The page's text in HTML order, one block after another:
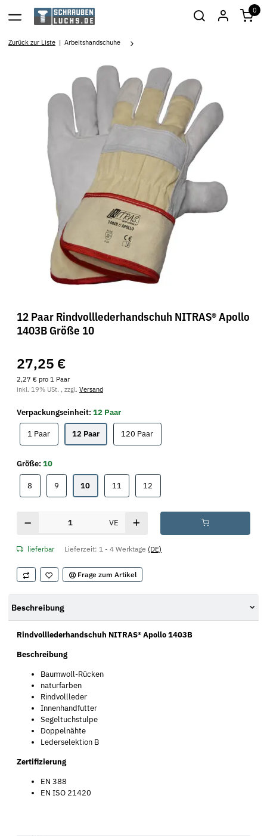
0
Zurück zur Liste Arbeitshandschuhe
12 Paar Rindvolllederhandschuh NITRAS® Apollo
1403B Größe 10
27,25 €
2,27 € pro 1 Paar
inkl. 19% USt. , zzgl. Versand
Verpackungseinheit: 12 Paar
1 Paar1 Paar12 Paar12 Paar120 Paar120 Paar
Größe: 10
8 99 1010 11 12
VE
lieferbar Lieferzeit: 1 - 4 Werktage (DE)
Frage zum Artikel
Beschreibung
Rindvolllederhandschuh NITRAS® Apollo 1403B
Beschreibung
Baumwoll-Rücken
naturfarben
Rindvollleder
Innenhandfutter
Segeltuchstulpe
Doppelnähte
Lederselektion B
Zertifizierung
EN 388
EN ISO 21420